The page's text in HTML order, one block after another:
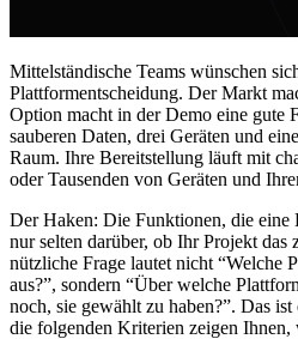
Mittelständische Teams wünschen
Plattformentscheidung. Der Markt
Option macht in der Demo eine gute
sauberen Daten, drei Geräten und
Raum. Ihre Bereitstellung läuft mit
oder Tausenden von Geräten und
Der Haken: Die Funktionen, die eine
nur selten darüber, ob Ihr Projekt das
nützliche Frage lautet nicht “Welche
aus?”, sondern “Über welche
noch, sie gewählt zu haben?”. Das
die folgenden Kriterien zeigen Ihnen,